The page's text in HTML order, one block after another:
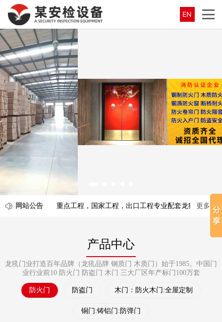
EN
33年专业门业制造
尊贵品质 彰显时尚 传承33年 十大品牌品质
网站公告 重点工程，国家工程，出口工程专业配套龙犼门业集
更多
产品中心
龙犼门业打造百年品牌（龙犼品牌 钢质门 木质门）始于1985。中国门
业行业前10 防火门 防盗门 木门 三大厂区年产标门100万套
防火门 防盗门 木门：防火木门:全屋定制
铜门:铸铝门:防弹门